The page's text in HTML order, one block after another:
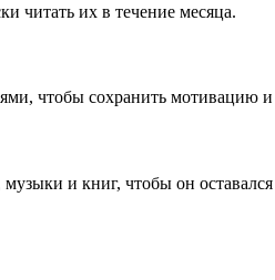
читать их в течение месяца.
чтобы сохранить мотивацию и
музыки и книг, чтобы он